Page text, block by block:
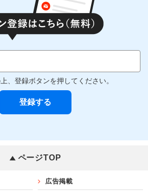
、登録ボタンを押してください。
ページTOP
広告掲載